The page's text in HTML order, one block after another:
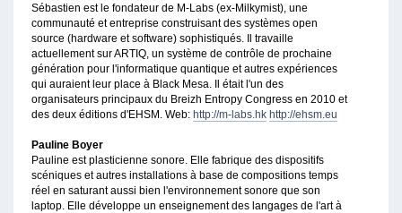
Sébastien est le fondateur de M-Labs (ex-Milkymist), une
communauté et entreprise construisant des systèmes open
source (hardware et software) sophistiqués. Il travaille
actuellement sur ARTIQ, un système de contrôle de prochaine
génération pour l'informatique quantique et autres expériences
qui auraient leur place à Black Mesa. Il était l'un des
organisateurs principaux du Breizh Entropy Congress en 2010 et
des deux éditions d'EHSM. Web: http://m-labs.hk http://ehsm.eu
Pauline Boyer
Pauline est plasticienne sonore. Elle fabrique des dispositifs
scéniques et autres installations à base de compositions temps
réel en saturant aussi bien l'environnement sonore que son
laptop. Elle développe un enseignement des langages de l'art à